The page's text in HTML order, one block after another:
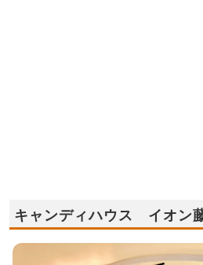
キャンディハウス イオン